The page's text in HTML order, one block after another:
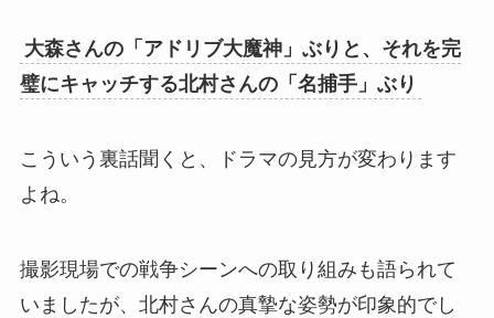
大森さんの「アドリブ大魔神」ぶりと、それを完
璧にキャッチする北村さんの「名捕手」ぶり
こういう裏話聞くと、ドラマの見方が変わります
よね。
撮影現場での戦争シーンへの取り組みも語られて
いましたが、北村さんの真摯な姿勢が印象的でし